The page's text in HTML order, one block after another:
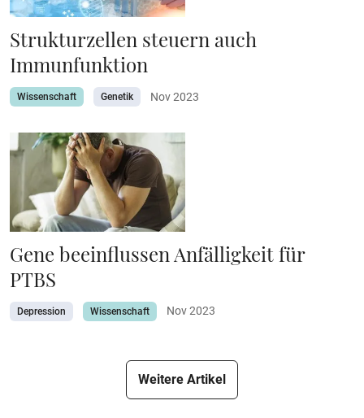
Strukturzellen steuern auch
Immunfunktion
Wissenschaft Genetik Nov 2023
Gene beeinflussen Anfälligkeit für
PTBS
Depression Wissenschaft Nov 2023
Weitere Artikel